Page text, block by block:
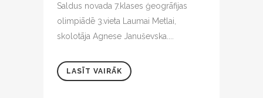
Saldus novada 7.klases ģeogrāfijas
olimpiādē 3.vieta Laumai Metlai,
skolotāja Agnese Januševska....
LASĪT VAIRĀK